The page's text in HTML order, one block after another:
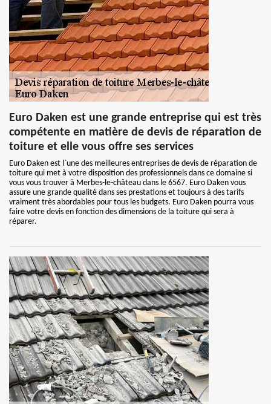
Euro Daken est une grande entreprise qui est très
compétente en matière de devis de réparation de
toiture et elle vous offre ses services
Euro Daken est l`une des meilleures entreprises de devis de réparation de
toiture qui met à votre disposition des professionnels dans ce domaine si
vous vous trouver à Merbes-le-château dans le 6567. Euro Daken vous
assure une grande qualité dans ses prestations et toujours à des tarifs
vraiment très abordables pour tous les budgets. Euro Daken pourra vous
faire votre devis en fonction des dimensions de la toiture qui sera à
réparer.